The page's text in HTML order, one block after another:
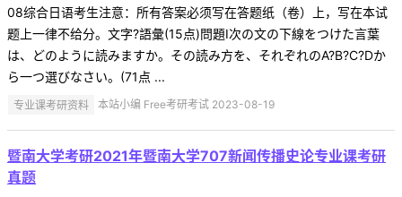
08综合日语考生注意：所有答案必须写在答题纸（卷）上，写在本试
题上一律不给分。文字?語彙(15点)問題Ⅰ次の文の下線をつけた言葉
は、どのように読みますか。その読み方を、それぞれのA?B?C?Dか
ら一つ選びなさい。(71点 ...
专业课考研资料 本站小编 Free考研考试 2023-08-19
暨南大学考研2021年暨南大学707新闻传播史论专业课考研
真题